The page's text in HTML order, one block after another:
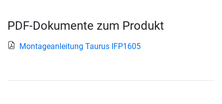
PDF-Dokumente zum Produkt
Montageanleitung Taurus IFP1605